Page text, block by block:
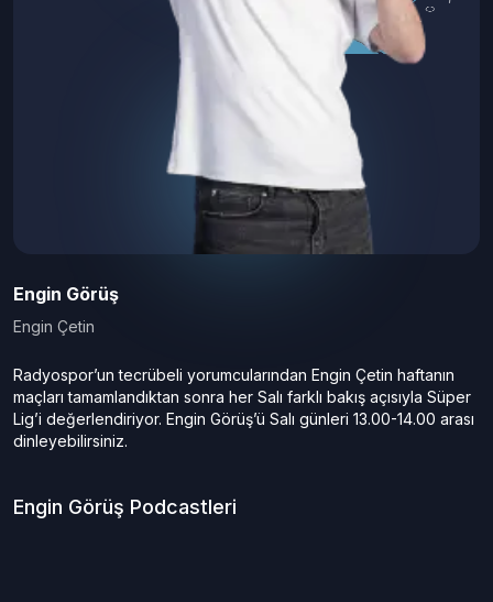
Engin Görüş
Engin Çetin
Radyospor’un tecrübeli yorumcularından Engin Çetin haftanın
maçları tamamlandıktan sonra her Salı farklı bakış açısıyla Süper
Lig’i değerlendiriyor. Engin Görüş’ü Salı günleri 13.00-14.00 arası
dinleyebilirsiniz.
Engin Görüş Podcastleri